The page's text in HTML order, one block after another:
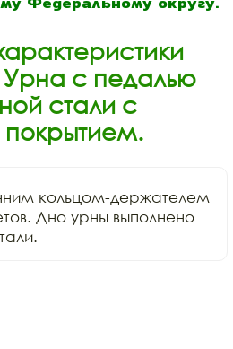
Урна с педалью
стали с
кольцом-держателем
Дно урны выполнено